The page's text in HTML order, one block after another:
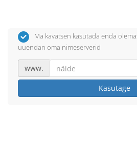
Ma kavatsen kasutada enda
uuendan oma nimeserverid
www.
Kasutage